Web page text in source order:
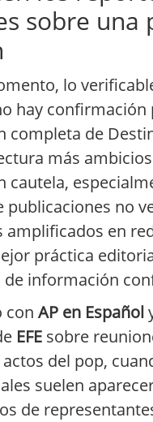
sobre una
lo
hay confirmación
completa de
más
cautela,
publicaciones no
amplificados en
práctica
de información
con AP en Español
EFE sobre
del pop,
suelen
de